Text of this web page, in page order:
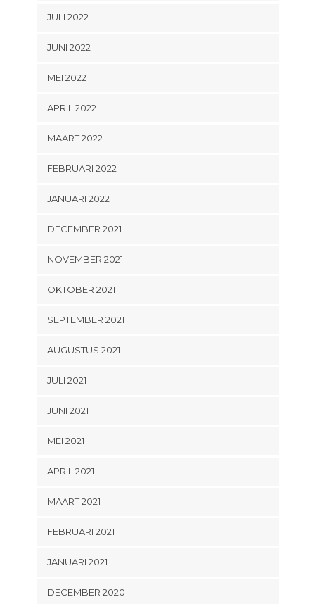
JULI 2022
JUNI 2022
MEI 2022
APRIL 2022
MAART 2022
FEBRUARI 2022
JANUARI 2022
DECEMBER 2021
NOVEMBER 2021
OKTOBER 2021
SEPTEMBER 2021
AUGUSTUS 2021
JULI 2021
JUNI 2021
MEI 2021
APRIL 2021
MAART 2021
FEBRUARI 2021
JANUARI 2021
DECEMBER 2020